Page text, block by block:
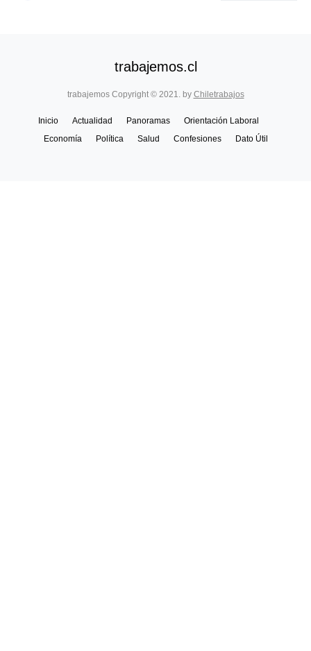
trabajemos.cl
trabajemos Copyright © 2021. by Chiletrabajos
Inicio Actualidad Panoramas
Orientación Laboral
Economía
Política Salud Confesiones Dato Útil